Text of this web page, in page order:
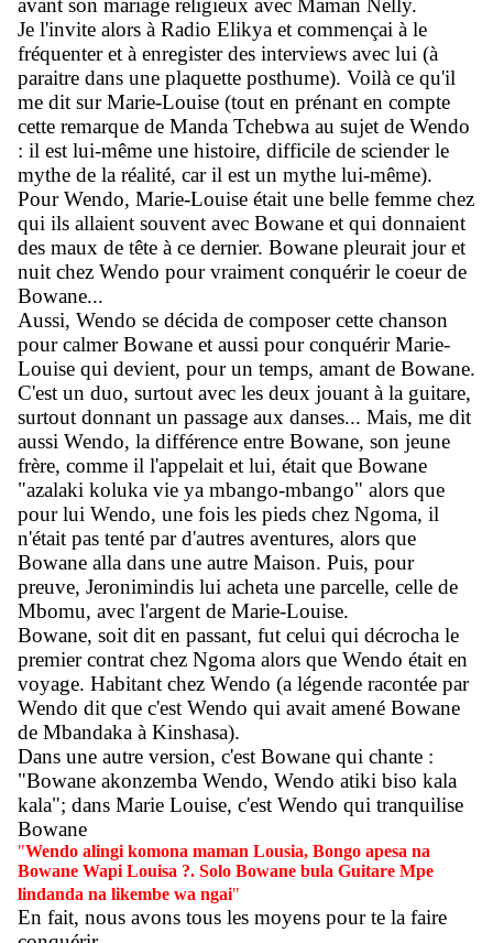
avant son mariage religieux avec Maman Nelly.
Je l'invite alors à Radio Elikya et commençai à le
fréquenter et à enregister des interviews avec lui (à
paraitre dans une plaquette posthume). Voilà ce qu'il
me dit sur Marie-Louise (tout en prénant en compte
cette remarque de Manda Tchebwa au sujet de Wendo
: il est lui-même une histoire, difficile de sciender le
mythe de la réalité, car il est un mythe lui-même).
Pour Wendo, Marie-Louise était une belle femme chez
qui ils allaient souvent avec Bowane et qui donnaient
des maux de tête à ce dernier. Bowane pleurait jour et
nuit chez Wendo pour vraiment conquérir le coeur de
Bowane...
Aussi, Wendo se décida de composer cette chanson
pour calmer Bowane et aussi pour conquérir Marie-
Louise qui devient, pour un temps, amant de Bowane.
C'est un duo, surtout avec les deux jouant à la guitare,
surtout donnant un passage aux danses... Mais, me dit
aussi Wendo, la différence entre Bowane, son jeune
frère, comme il l'appelait et lui, était que Bowane
"azalaki koluka vie ya mbango-mbango" alors que
pour lui Wendo, une fois les pieds chez Ngoma, il
n'était pas tenté par d'autres aventures, alors que
Bowane alla dans une autre Maison. Puis, pour
preuve, Jeronimindis lui acheta une parcelle, celle de
Mbomu, avec l'argent de Marie-Louise.
Bowane, soit dit en passant, fut celui qui décrocha le
premier contrat chez Ngoma alors que Wendo était en
voyage. Habitant chez Wendo (a légende racontée par
Wendo dit que c'est Wendo qui avait amené Bowane
de Mbandaka à Kinshasa).
Dans une autre version, c'est Bowane qui chante :
"Bowane akonzemba Wendo, Wendo atiki biso kala
kala"; dans Marie Louise, c'est Wendo qui tranquilise
Bowane
"Wendo alingi komona maman Lousia, Bongo apesa na
Bowane Wapi Louisa ?. Solo Bowane bula Guitare Mpe
lindanda na likembe wa ngai"
En fait, nous avons tous les moyens pour te la faire